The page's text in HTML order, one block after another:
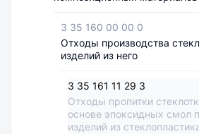
3 35 160 00 00 0
Отходы производства
изделий из него
3 35 161 11 29 3
Отходы пропитки
основе эпоксидных смол
изделий из